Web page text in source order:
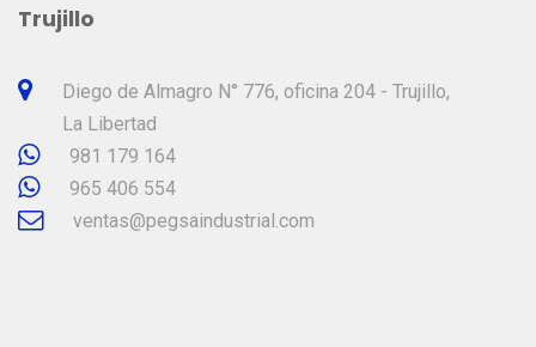
Trujillo
Diego de Almagro N° 776, oficina 204 - Trujillo,
La Libertad
981 179 164
965 406 554
ventas@pegsaindustrial.com